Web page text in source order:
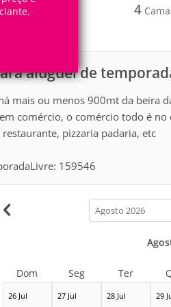
3Quartos 4
aluguel de
mais ou menos 900mt da beira
comércio, o comércio todo é
pizzaria padaria, etc
159546
calendar-
month
26 Jul 27 Jul 28 Jul 29
Dom Seg Ter